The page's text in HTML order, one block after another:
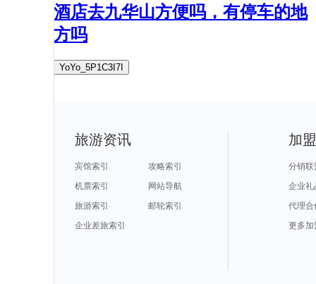
酒店去九华山方便吗，有停车的地
方吗
YoYo_5P1C3I7I
旅游资讯
宾馆索引
攻略索引
机票索引
网站导航
旅游索引
邮轮索引
企业差旅索引
加
分销联
企业礼
代理合
更多加